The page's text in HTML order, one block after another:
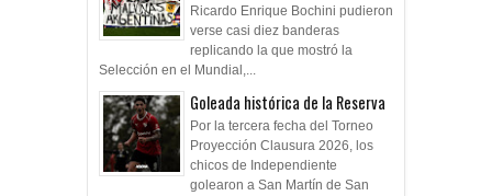
Ricardo Enrique Bochini pudieron
verse casi diez banderas
replicando la que mostró la
Selección en el Mundial,...
Goleada histórica de la Reserva
Por la tercera fecha del Torneo
Proyección Clausura 2026, los
chicos de Independiente
golearon a San Martín de San